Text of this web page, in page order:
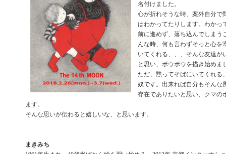
名付けました。
心が折れそうな時、案外自分で
はわかってたりします。わかっ
前に進めず、落ち込んでしまう
んな時、何も言わずそっと心を
いてくれる、、、そんな友達が
と思い、ボウボウを描き始めま
ただ、黙ってそばにいてくれる
奴です。出来れば自分もそんな
存在でありたいと思い、クマの
ます。
そんな思いが伝わると嬉しいな、と思います。
まきみち